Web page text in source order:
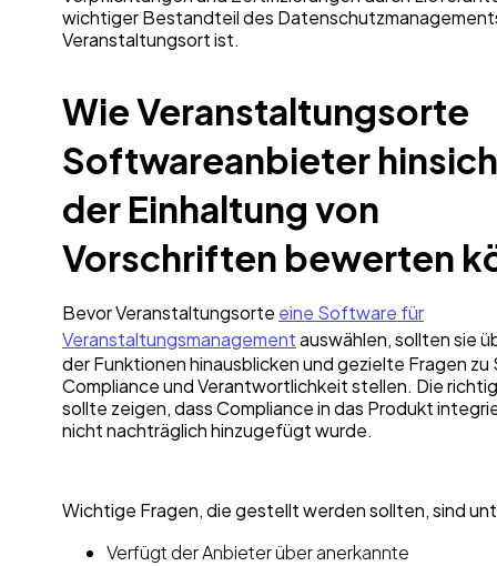
wichtiger Bestandteil des
Veranstaltungsort ist.
Wie Veranstaltungsorte
Softwareanbieter
der Einhaltung von
Vorschriften bewerten
Bevor Veranstaltungsorte eine Software für
Veranstaltungsmanagementauswählen, sollten sie
der Funktionen hinausblicken und gezielte Fragen zu
Compliance und Verantwortlichkeit stellen. Die
sollte zeigen, dass Compliance in das Produkt
nicht nachträglich hinzugefügt wurde.
Wichtige Fragen, die gestellt werden sollten, sind
Verfügt der Anbieter über anerkannte